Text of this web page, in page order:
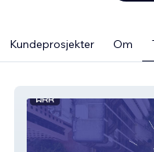
Kundeprosjekter Om